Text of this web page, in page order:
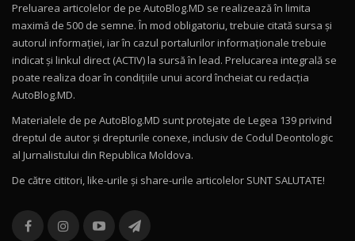
Mercedes-AMG E 53 HYBRID 4MATIC+ / Test
Drive AutoBlog.MD
16:27
11
Noul Volvo ES90 / Test Drive AutoBlog.MD
12
Noul MG HS / Test Drive AutoBlog.MD
16:48
13
combină aventura cu luxul / AutoBlog.MD
36:08
Preluarea articolelor de pe AutoBlog.MD se realizează în limita
maximă de 500 de semne. În mod obligatoriu, trebuie citată sursa și
autorul informației, iar în cazul portalurilor informaționale trebuie
indicat și linkul direct (ACTIV) la sursă în lead. Prelucarea integrală se
poate realiza doar în condițiile unui acord încheiat cu redacţia
AutoBlog.MD.
Materialele de pe AutoBlog.MD sunt protejate de Legea 139 privind
dreptul de autor și drepturile conexe, inclusiv de Codul Deontologic
al Jurnalistului din Republica Moldova.
De către cititori, like-urile şi share-urile articolelor SUNT SALUTATE!